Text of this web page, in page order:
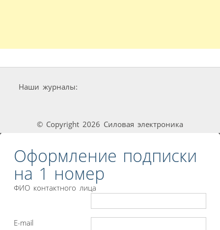
Наши журналы:
© Copyright 2026 Силовая электроника
Оформление подписки
на 1 номер
ФИО контактного лица
E-mail